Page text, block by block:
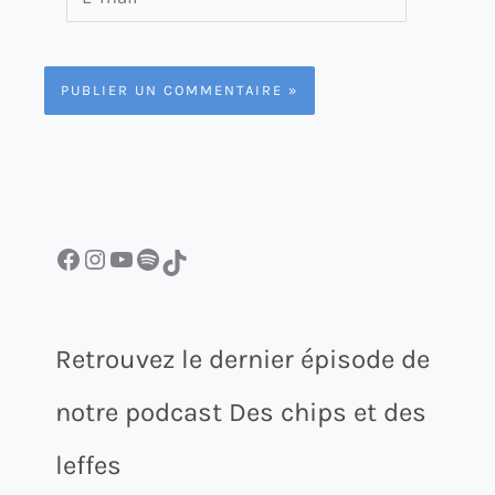
mail*
Facebook InstagramYouTube Spotify TikTok
Retrouvez le dernier épisode de
notre podcast Des chips et des
leffes